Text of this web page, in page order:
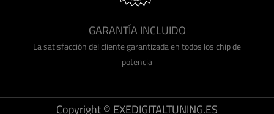
GARANTÍA INCLUIDO
La satisfacción del cliente garantizada en todos los chip de
potencia
Copyright © EXEDIGITALTUNING.ES